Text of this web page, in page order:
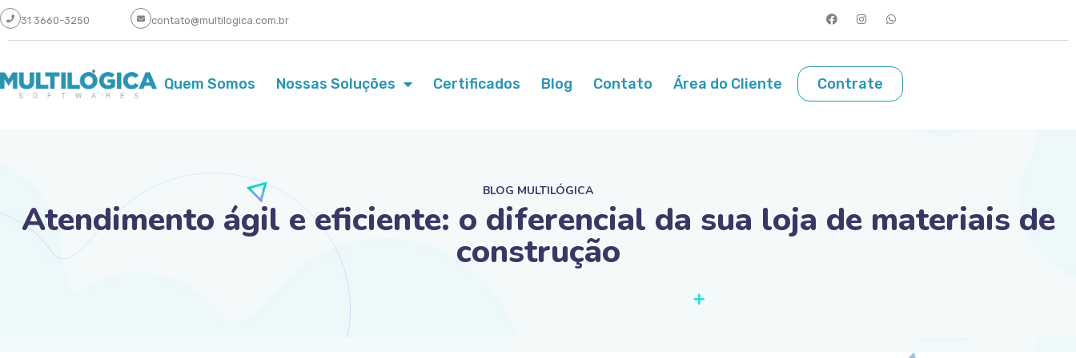
31 3660-3250 contato@multilogica.com.br
Quem Somos Nossas Soluções Certificados Blog Contato Área do Cliente Contrate
BLOG MULTILÓGICA
Atendimento ágil e eficiente: o diferencial da sua loja de materiais de
construção